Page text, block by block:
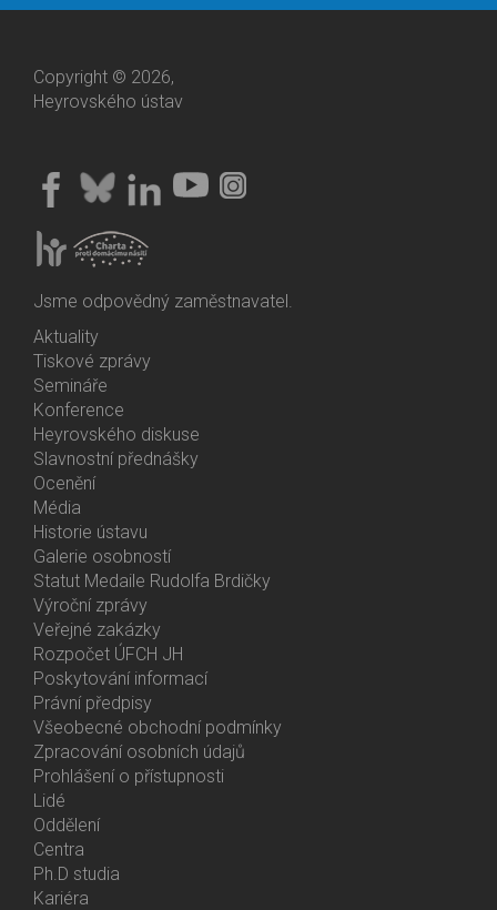
Copyright © 2026,
Heyrovského ústav
Jsme odpovědný zaměstnavatel.
Bottom
Menu
Activities
Aktuality
Tiskové zprávy
Semináře
Konference
Heyrovského diskuse
Slavnostní přednášky
Ocenění
Média
Historie ústavu
Galerie osobností
Statut Medaile Rudolfa Brdičky
Bottom
Menu
About
Us
Výroční zprávy
Veřejné zakázky
Rozpočet ÚFCH JH
Poskytování informací
Právní předpisy
Všeobecné obchodní podmínky
Zpracování osobních údajů
Prohlášení o přístupnosti
Bottom
Menu
Contacts
Lidé
Oddělení
Centra
Ph.D studia
Kariéra